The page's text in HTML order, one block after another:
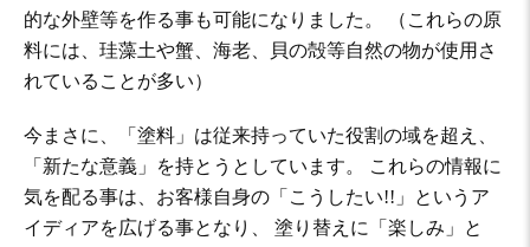
的な外壁等を作る事も可能になりました。 （これらの原
料には、珪藻土や蟹、海老、貝の殻等自然の物が使用さ
れていることが多い）
今まさに、「塗料」は従来持っていた役割の域を超え、
「新たな意義」を持とうとしています。 これらの情報に
気を配る事は、お客様自身の「こうしたい!!」というア
イディアを広げる事となり、 塗り替えに「楽しみ」と